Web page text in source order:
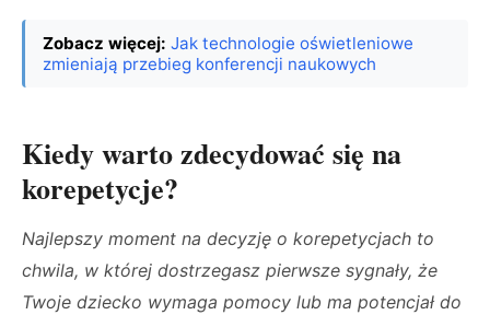
Zobacz więcej: Jak technologie oświetleniowe
zmieniają przebieg konferencji naukowych
Kiedy warto zdecydować się na
korepetycje?
Najlepszy moment na decyzję o korepetycjach to
chwila, w której dostrzegasz pierwsze sygnały, że
Twoje dziecko wymaga pomocy lub ma potencjał do